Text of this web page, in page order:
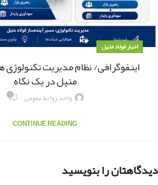
اخبار فولاد متیل
اینفوگرافی/ نظام مدیریت تکنولوژی
متیل در یک نگاه
واحد روابط عمومی ۰
CONTINUE READING
دیدگاهتان را بنویسید